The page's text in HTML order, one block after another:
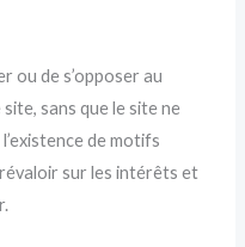
ou de s’opposer au
sans que le site ne
de motifs
sur les intérêts et